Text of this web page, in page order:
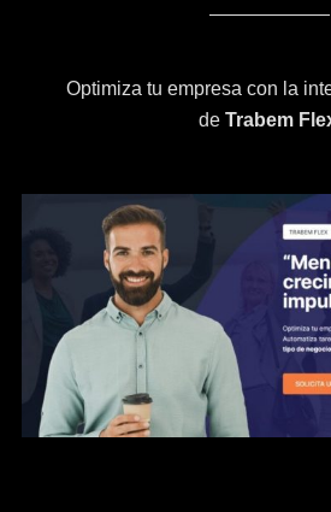
Optimiza tu empresa con la
de Trabem